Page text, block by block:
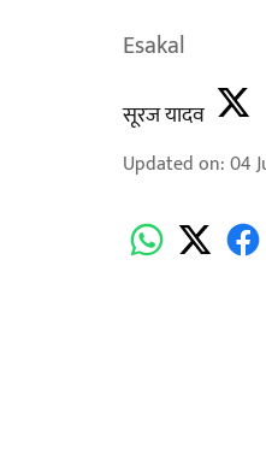
Esakal
सूरज यादव
Updated on:04